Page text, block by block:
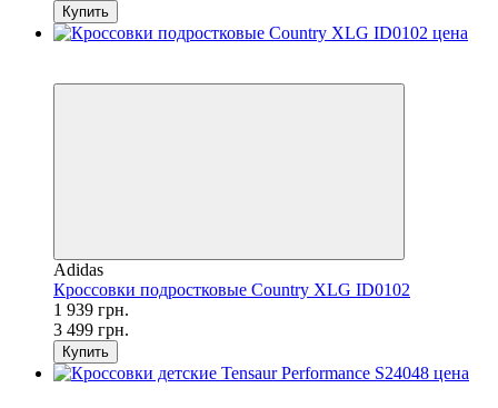
Купить
Adidas
Кроссовки подростковые Country XLG ID0102
1 939 грн.
3 499 грн.
Купить